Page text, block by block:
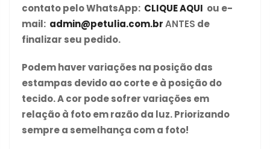
contato pelo WhatsApp: CLIQUE AQUI ou e-
mail: admin@petulia.com.brANTES de
finalizar seu pedido.
Podem haver variações na posição das
estampas devido ao corte e à posição do
tecido. A cor pode sofrer variações em
relação à foto em razão da luz. Priorizando
sempre a semelhança com a foto!